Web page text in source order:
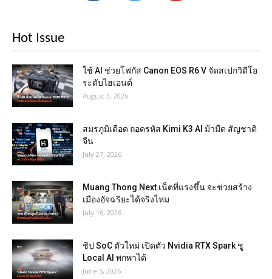
Hot Issue
ใช้ AI ช่วยโฟกัส Canon EOS R6 V จัดสเปกวิดีโอ
ระดับไฮเอนด์
August 3, 2026
สมรภูมิเดือด ถอดรหัส Kimi K3 AI ม้ามืด สัญชาติ
จีน
July 27, 2026
Muang Thong Next เน็ตที่แรงขึ้น จะช่วยสร้าง
เมืองอัจฉริยะได้จริงไหม
July 16, 2026
ชิป SoC ตัวใหม่ เปิดตัว Nvidia RTX Spark ชู
Local AI พกพาได้
June 5, 2026